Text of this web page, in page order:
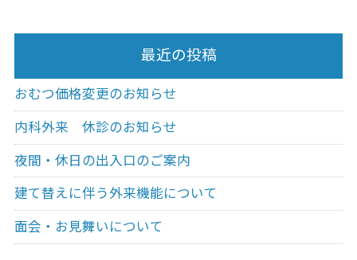
最近の投稿
おむつ価格変更のお知らせ
内科外来 休診のお知らせ
夜間・休日の出入口のご案内
建て替えに伴う外来機能について
面会・お見舞いについて